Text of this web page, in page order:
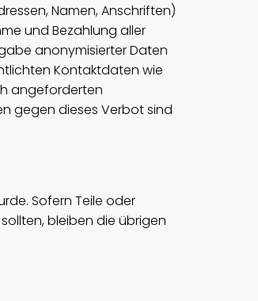
Namen, Anschriften)
und Bezahlung aller
anonymisierter Daten
Kontaktdaten wie
angeforderten
gegen dieses Verbot sind
Sofern Teile oder
bleiben die übrigen